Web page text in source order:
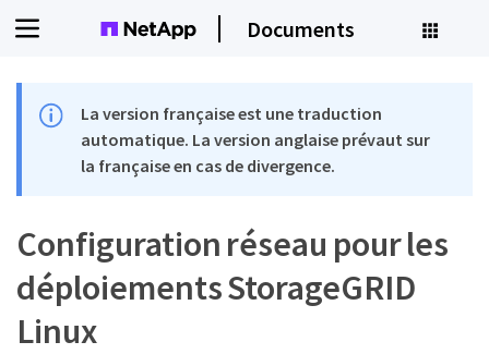
Documents
La version française est une traduction
automatique. La version anglaise prévaut sur
la française en cas de divergence.
Configuration réseau pour les
déploiements StorageGRID
Linux